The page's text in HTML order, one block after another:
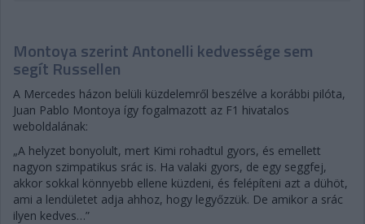
Montoya szerint Antonelli kedvessége sem
segít Russellen
A Mercedes házon belüli küzdelemről beszélve a korábbi pilóta,
Juan Pablo Montoya így fogalmazott az F1 hivatalos
weboldalának:
„A helyzet bonyolult, mert Kimi rohadtul gyors, és emellett
nagyon szimpatikus srác is. Ha valaki gyors, de egy seggfej,
akkor sokkal könnyebb ellene küzdeni, és felépíteni azt a dühöt,
ami a lendületet adja ahhoz, hogy legyőzzük. De amikor a srác
ilyen kedves…”